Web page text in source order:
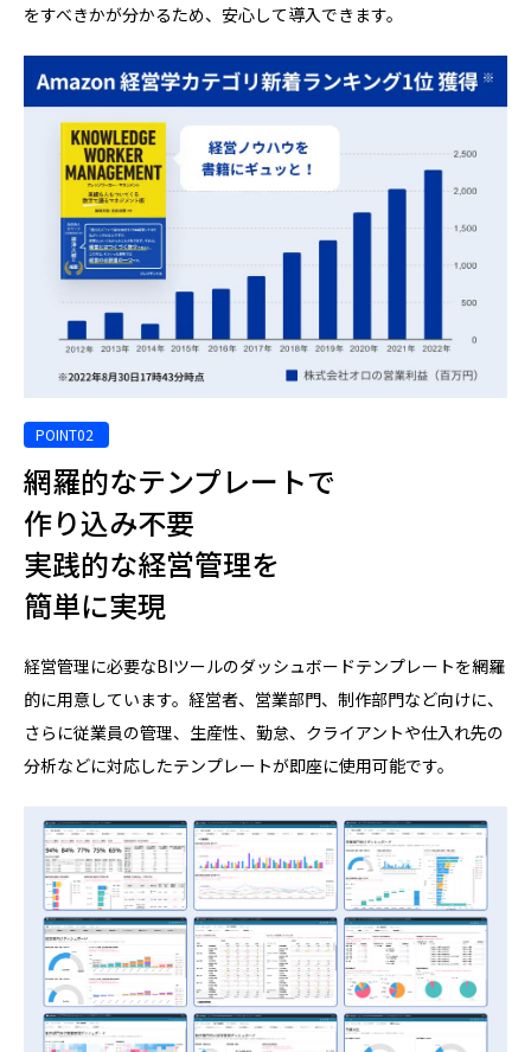
をすべきかが分かるため、安心して導入できます。
網羅的なテンプレートで
作り込み不要
実践的な経営管理を
簡単に実現
経営管理に必要なBIツールのダッシュボードテンプレートを網羅
的に用意しています。経営者、営業部門、制作部門など向けに、
さらに従業員の管理、生産性、勤怠、クライアントや仕入れ先の
分析などに対応したテンプレートが即座に使用可能です。